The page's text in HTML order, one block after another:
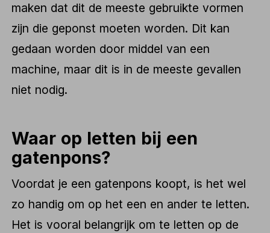
maken dat dit de meeste gebruikte vormen
zijn die geponst moeten worden. Dit kan
gedaan worden door middel van een
machine, maar dit is in de meeste gevallen
niet nodig.
Waar op letten bij een
gatenpons?
Voordat je een gatenpons koopt, is het wel
zo handig om op het een en ander te letten.
Het is vooral belangrijk om te letten op de